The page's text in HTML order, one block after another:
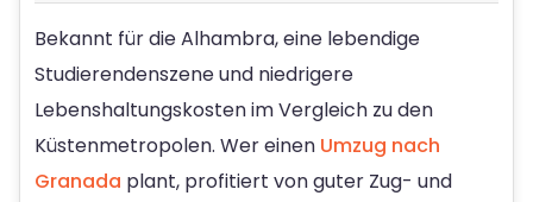
Bekannt für die Alhambra, eine lebendige
Studierendenszene und niedrigere
Lebenshaltungskosten im Vergleich zu den
Küstenmetropolen. Wer einen Umzug nach
Granada plant, profitiert von guter Zug- und